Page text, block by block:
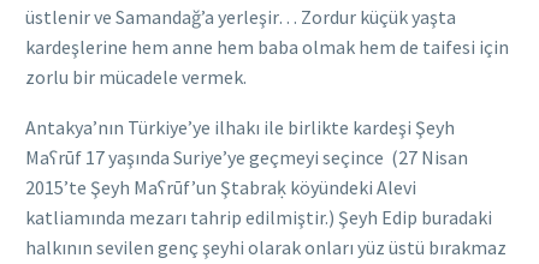
üstlenir ve Samandağ’a yerleşir… Zordur küçük yaşta
kardeşlerine hem anne hem baba olmak hem de taifesi için
zorlu bir mücadele vermek.
Antakya’nın Türkiye’ye ilhakı ile birlikte kardeşi Şeyh
Maʕrūf 17 yaşında Suriye’ye geçmeyi seçince (27 Nisan
2015’te Şeyh Maʕrūf’un Ştabraḳ köyündeki Alevi
katliamında mezarı tahrip edilmiştir.) Şeyh Edip buradaki
halkının sevilen genç şeyhi olarak onları yüz üstü bırakmaz